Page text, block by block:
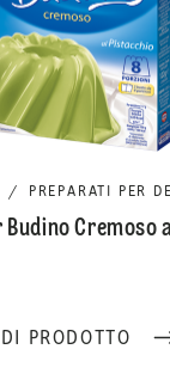
/ PREPARATI PER
Cremoso
PRODOTTO